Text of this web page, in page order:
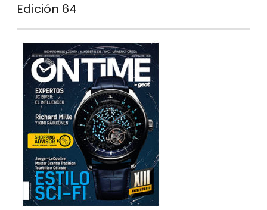
Edición 64